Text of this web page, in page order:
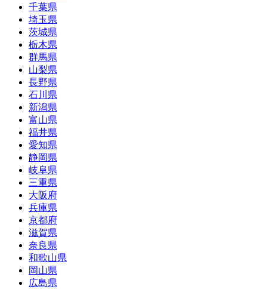
千葉県
埼玉県
茨城県
栃木県
群馬県
山梨県
長野県
石川県
新潟県
富山県
福井県
愛知県
静岡県
岐阜県
三重県
大阪府
兵庫県
京都府
滋賀県
奈良県
和歌山県
岡山県
広島県